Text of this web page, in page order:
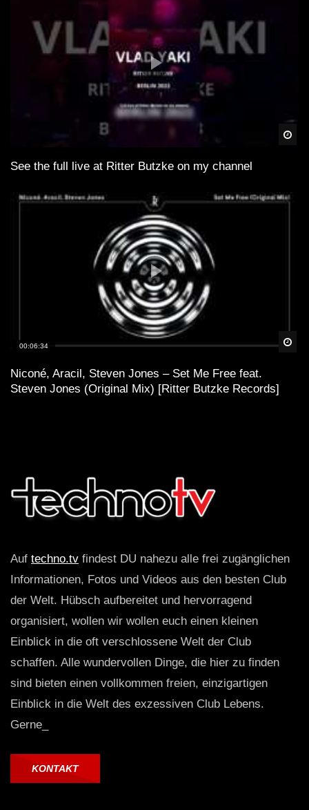
See the full live at Ritter Butzke on my channel
00:06:34
Niconé, Aracil, Steven Jones – Set Me Free feat.
Steven Jones (Original Mix) [Ritter Butzke Records]
Auf techno.tv findest DU nahezu alle frei zugänglichen
Informationen, Fotos und Videos aus den besten Club
der Welt. Hübsch aufbereitet und hervorragend
organisiert, wollen wir wollen euch einen kleinen
Einblick in die oft verschlossene Welt der Club
schaffen. Alle wundervollen Dinge, die hier zu finden
sind bieten einen vollkommen freien, einzigartigen
Einblick in die Welt des exzessiven Club Lebens.
Gerne_
KONTAKT